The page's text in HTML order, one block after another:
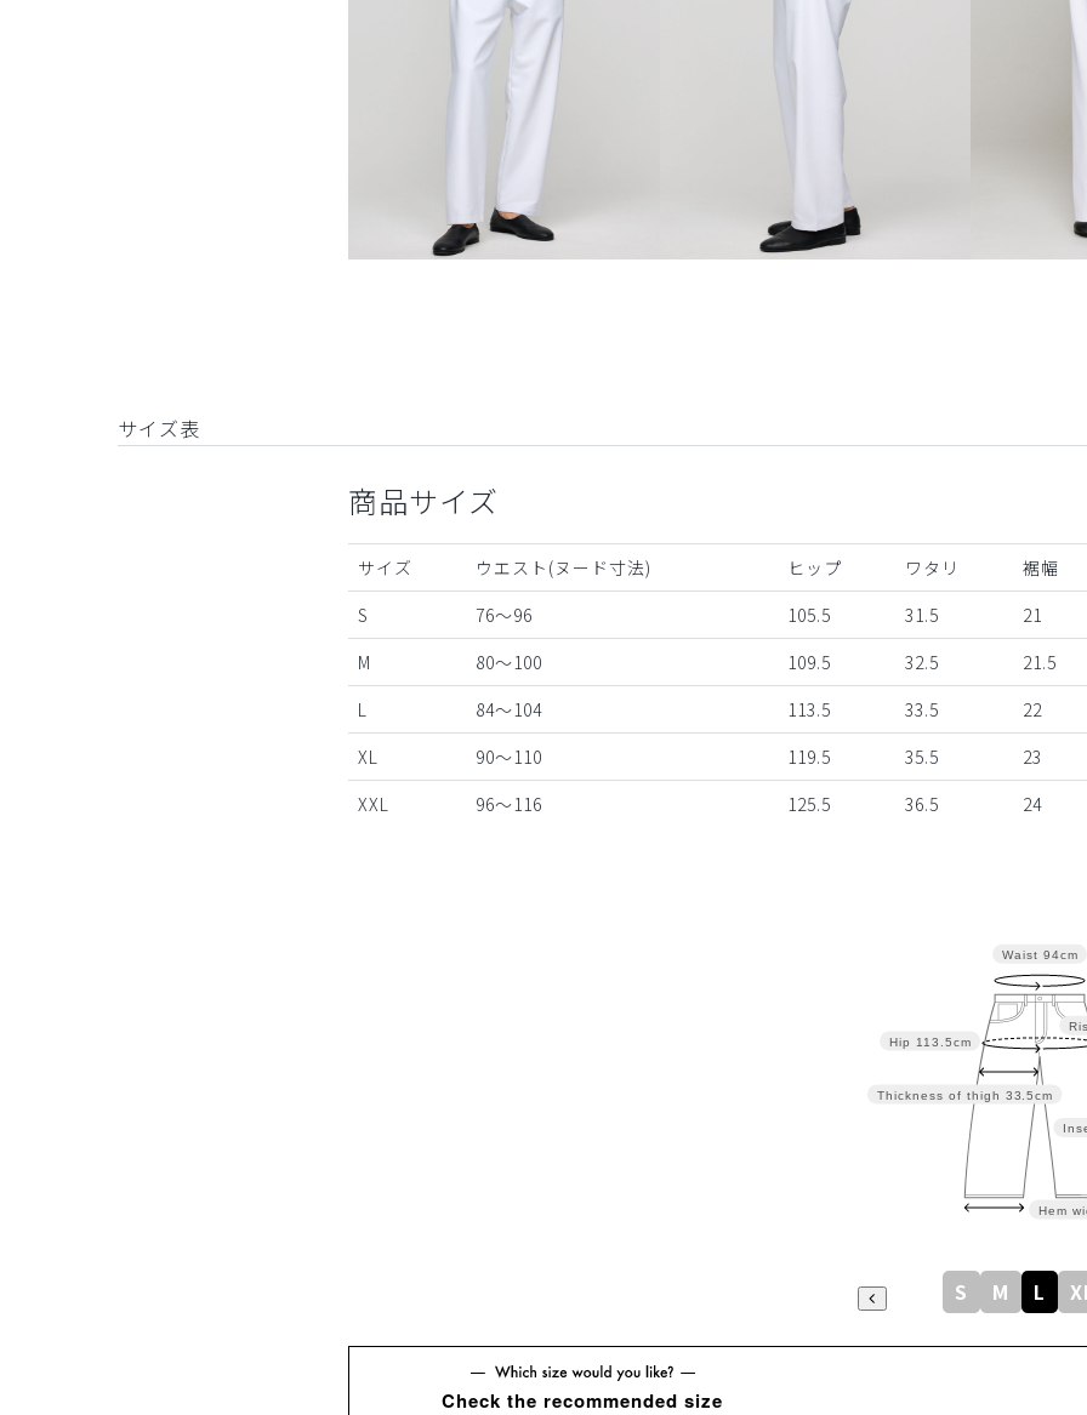
サイズ表
商品サイズ
サイズ ウエスト(ヌード寸法) ヒップ ワタリ 裾幅
S
76～96 105.5 31.5 21
M
80～100 109.5 32.5 21.5
L
84～104 113.5 33.5 22
XL
90～110 119.5 35.5 23
XXL
96～116 125.5 36.5 24
Hem
Thickness of thigh 33.5cm
Hip 113.5cm
Waist 94cm
S M L
Check the recommended size